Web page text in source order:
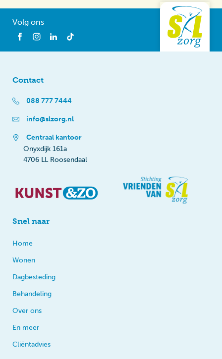
Volg ons
Contact
088 777 7444
info@slzorg.nl
Centraal kantoor
Onyxdijk 161a
4706 LL Roosendaal
Snel naar
Home
Wonen
Dagbesteding
Behandeling
Over ons
En meer
Cliëntadvies